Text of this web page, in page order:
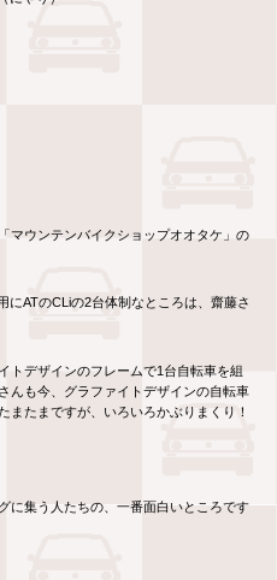
マウンテンバイクショップオオタケ」の
ATのCLiの2台体制なところは、齋藤さ
トデザインのフレームで1台自転車を組
んも今、グラファイトデザインの自転車
またまですが、いろいろかぶりまくり！
に集う人たちの、一番面白いところです